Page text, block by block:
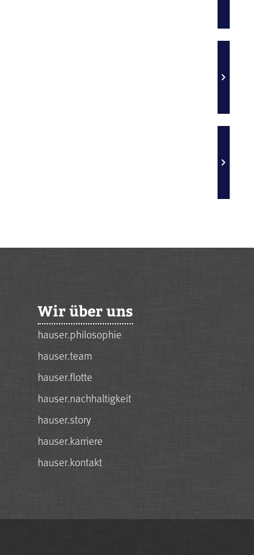
Wir über uns
hauser.philosophie
hauser.team
hauser.flotte
hauser.nachhaltigkeit
hauser.story
hauser.karriere
hauser.kontakt